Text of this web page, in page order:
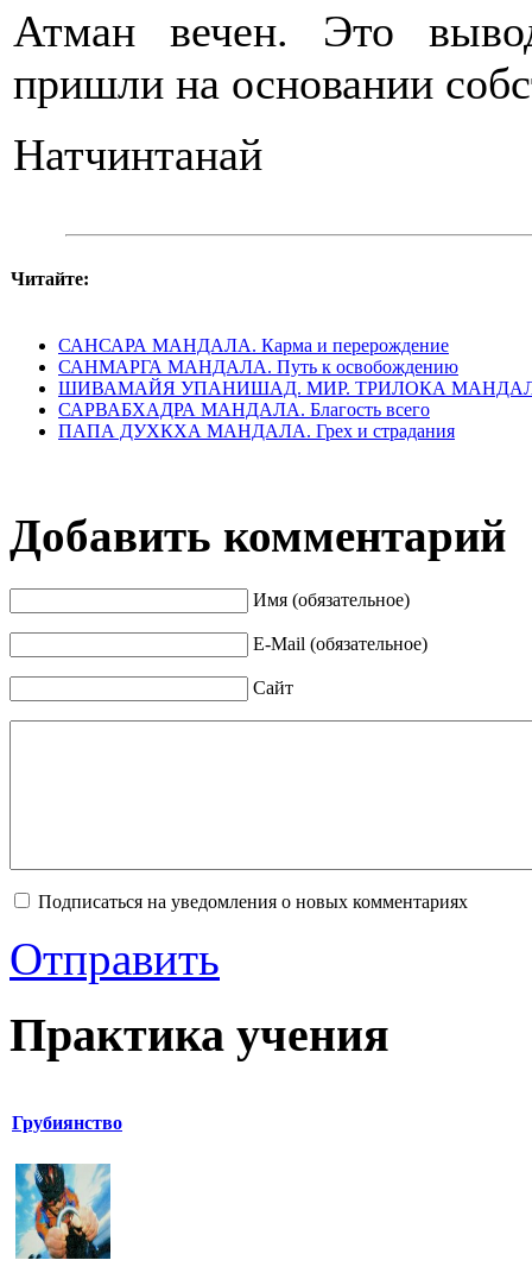
Атман вечен. Это
пришли на основании
Натчинтанай
Читайте:
САНСАРА МАНДАЛА. Карма и перерождение
САНМАРГА МАНДАЛА. Путь к освобождению
ШИВАМАЙЯ УПАНИШАД. МИР. ТРИЛОКА
САРВАБХАДРА МАНДАЛА. Благость всего
ПАПА ДУХКХА МАНДАЛА. Грех и страдания
Добавить комментарий
Имя (обязательное)
E-Mail (обязательное)
Сайт
Подписаться на уведомления о новых комментариях
Отправить
Практика учения
Грубиянство